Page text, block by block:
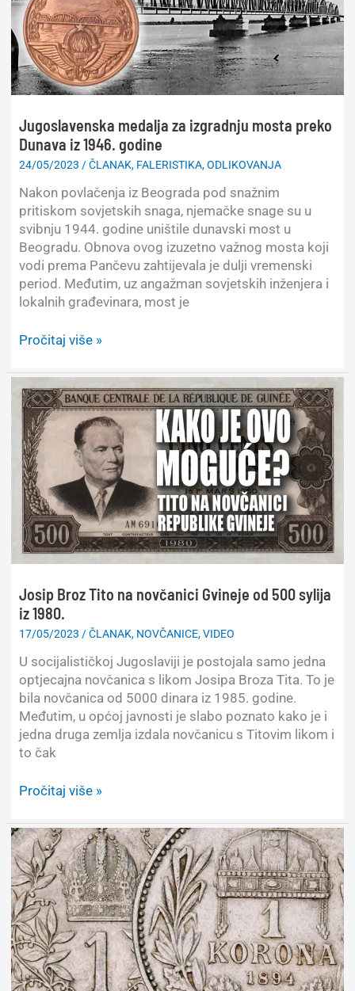
Jugoslavenska medalja za izgradnju mosta preko
Dunava iz 1946. godine
24/05/2023 /ČLANAK, FALERISTIKA,ODLIKOVANJA
Nakon povlačenja iz Beograda pod snažnim
pritiskom sovjetskih snaga, njemačke snage su u
svibnju 1944. godine uništile dunavski most u
Beogradu. Obnova ovog izuzetno važnog mosta koji
vodi prema Pančevu zahtijevala je dulji vremenski
period. Međutim, uz angažman sovjetskih inženjera i
lokalnih građevinara, most je
Jugoslavenska
za
izgradnju
mosta
preko
Dunava
iz
1946.
godine
Pročitaj više »
Josip Broz Tito na novčanici Gvineje od 500 sylija
iz 1980.
17/05/2023 /ČLANAK, NOVČANICE,VIDEO
U socijalističkoj Jugoslaviji je postojala samo jedna
optjecajna novčanica s likom Josipa Broza Tita. To je
bila novčanica od 5000 dinara iz 1985. godine.
Međutim, u općoj javnosti je slabo poznato kako je i
jedna druga zemlja izdala novčanicu s Titovim likom i
to čak
Josip
Tito
na
novčanici
Gvineje
od
500
sylija
iz
1980.
Pročitaj više »